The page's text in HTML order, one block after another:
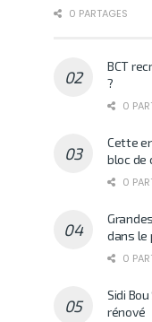
0 PARTAGES
BCT
?
0
Cette
bloc de
0
dans le
0
Sidi
rénové